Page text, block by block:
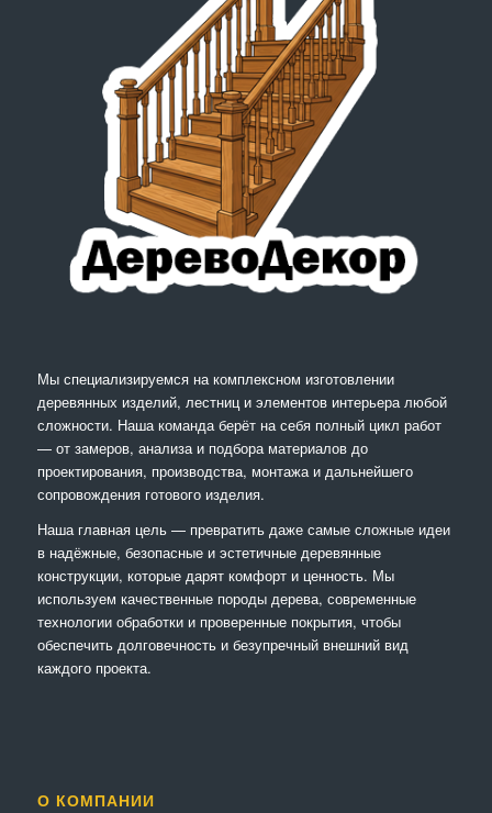
Мы специализируемся на комплексном изготовлении
деревянных изделий, лестниц и элементов интерьера любой
сложности. Наша команда берёт на себя полный цикл работ
— от замеров, анализа и подбора материалов до
проектирования, производства, монтажа и дальнейшего
сопровождения готового изделия.
Наша главная цель — превратить даже самые сложные идеи
в надёжные, безопасные и эстетичные деревянные
конструкции, которые дарят комфорт и ценность. Мы
используем качественные породы дерева, современные
технологии обработки и проверенные покрытия, чтобы
обеспечить долговечность и безупречный внешний вид
каждого проекта.
О КОМПАНИИ